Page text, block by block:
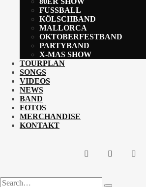
FUSSBALL
KÖLSCHBAND
MALLORCA
OKTOBERFESTBAND
PARTYBAND
X-MAS SHOW
TOURPLAN
SONGS
VIDEOS
NEWS
BAND
FOTOS
MERCHANDISE
KONTAKT
Search